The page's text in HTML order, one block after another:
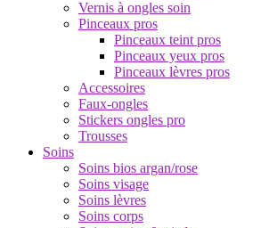
Vernis à ongles soin
Pinceaux pros
Pinceaux teint pros
Pinceaux yeux pros
Pinceaux lèvres pros
Accessoires
Faux-ongles
Stickers ongles pro
Trousses
Soins
Soins bios argan/rose
Soins visage
Soins lèvres
Soins corps